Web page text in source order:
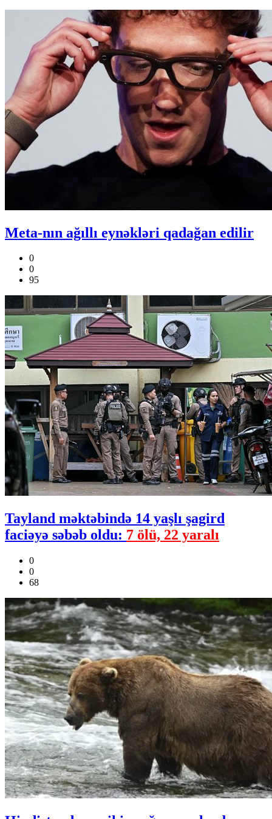
Meta-nın ağıllı eynəkləri qadağan edilir
0
0
95
Tayland məktəbində 14 yaşlı şagird
faciəyə səbəb oldu: 7 ölü, 22 yaralı
0
0
68